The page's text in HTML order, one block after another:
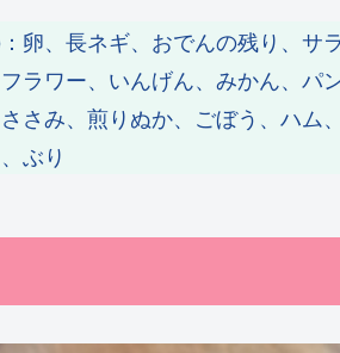
卵、長ネギ、おでんの残り、サ
ラワー、いんげん、みかん、
さみ、煎りぬか、ごぼう、ハ
ぶり